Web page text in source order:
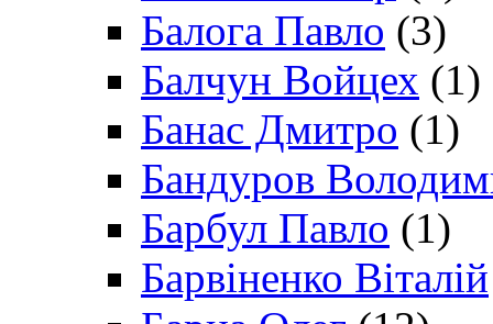
Балога Павло (3)
Балчун Войцех (1)
Банас Дмитро (1)
Бандуров
Барбул Павло (1)
Барвіненко Віталій